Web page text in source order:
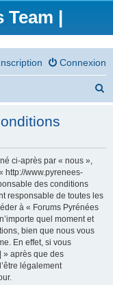
Team |
Connexion
h
ci-après par « nous »,
http://www.pyrenees-
des conditions
responsable de toutes les
à « Forums Pyrénées
quel moment et
bien que nous vous
En effet, si vous
» après que des
légalement